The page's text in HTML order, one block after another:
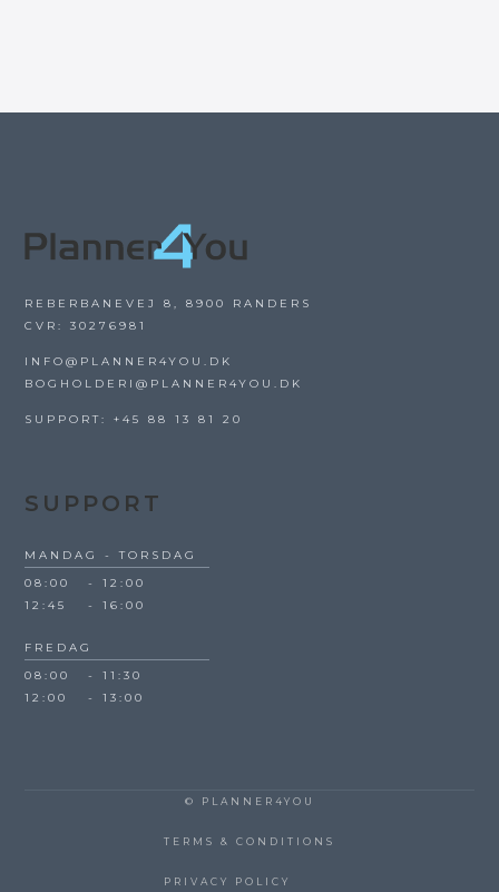
REBERBANEVEJ 8, 8900 RANDERS
CVR: 30276981
INFO@PLANNER4YOU.DK
BOGHOLDERI@PLANNER4YOU.DK
SUPPORT: +45 88 13 81 20
SUPPORT
MANDAG - TORSDAG
08:00
-
12:00
12:45
- 16:00
FREDAG
08:00
-
11:30
12:00
- 13:00
© PLANNER4YOU
TERMS & CONDITIONS
PRIVACY POLICY